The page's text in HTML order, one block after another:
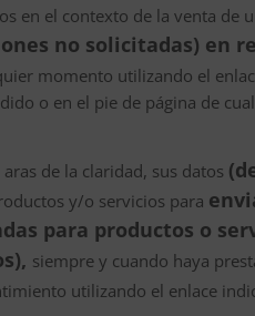
en el contexto de la venta de
no solicitadas) en
momento utilizando el
o en el pie de página de
de la claridad, sus datos
y/o servicios para
para productos o
siempre y cuando haya
utilizando el enlace